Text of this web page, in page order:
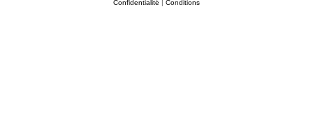
Confidentialité | Conditions